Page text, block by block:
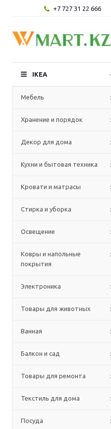
+7 727 31 22 666
IKEA
Мебель
Хранение и порядок
Декор для дома
Кухни и бытовая техника
Кровати и матрасы
Стирка и уборка
Освещение
Ковры и напольные
покрытия
Электроника
Товары для животных
Ванная
Балкон и сад
Товары для ремонта
Текстиль для дома
Посуда